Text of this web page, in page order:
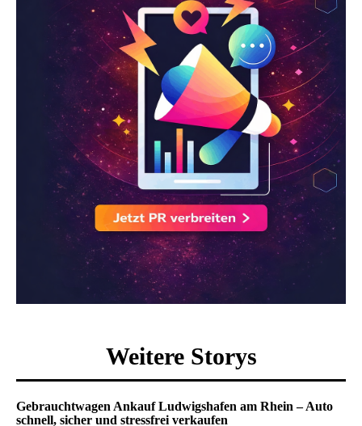
Weitere Storys
Gebrauchtwagen Ankauf Ludwigshafen am Rhein – Auto
schnell, sicher und stressfrei verkaufen